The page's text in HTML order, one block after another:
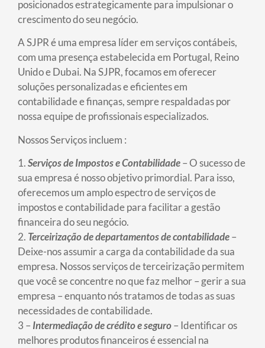
posicionados estrategicamente para impulsionar o
crescimento do seu negócio.
A SJPR é uma empresa líder em serviços contábeis,
com uma presença estabelecida em Portugal, Reino
Unido e Dubai. Na SJPR, focamos em oferecer
soluções personalizadas e eficientes em
contabilidade e finanças, sempre respaldadas por
nossa equipe de profissionais especializados.
Nossos Serviços incluem :
1.Serviços de Impostos e Contabilidade– O sucesso de
sua empresa é nosso objetivo primordial. Para isso,
oferecemos um amplo espectro de serviços de
impostos e contabilidade para facilitar a gestão
financeira do seu negócio.
2. Terceirização de departamentos de contabilidade–
Deixe-nos assumir a carga da contabilidade da sua
empresa. Nossos serviços de terceirização permitem
que você se concentre no que faz melhor – gerir a sua
empresa – enquanto nós tratamos de todas as suas
necessidades de contabilidade.
3 – Intermediação de crédito e seguro– Identificar os
melhores produtos financeiros é essencial na